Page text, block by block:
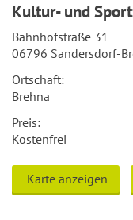
Kultur- und
Bahnhofstraße 31
06796 Sandersdorf-
Ortschaft:
Brehna
Preis:
Kostenfrei
Karte anzeigen